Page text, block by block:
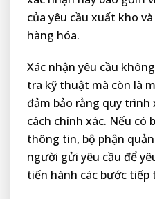
của yêu cầu xuất kho
hàng hóa.
Xác nhận yêu cầu
tra kỹ thuật mà còn là
đảm bảo rằng quy
cách chính xác. Nếu có
thông tin, bộ phận
người gửi yêu cầu để
tiến hành các bước tiếp